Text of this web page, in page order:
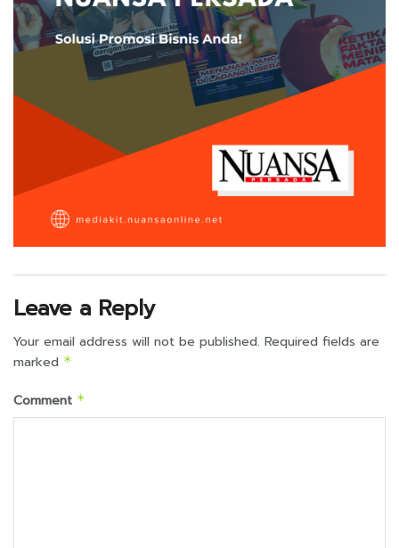
Leave a Reply
Your email address will not be published. Required fields are
marked *
Comment *